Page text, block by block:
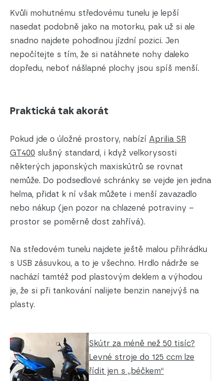
Kvůli mohutnému středovému tunelu je lepší
nasedat podobně jako na motorku, pak už si ale
snadno najdete pohodlnou jízdní pozici. Jen
nepočítejte s tím, že si natáhnete nohy daleko
dopředu, neboť nášlapné plochy jsou spíš menší.
Praktická tak akorát
Pokud jde o úložné prostory, nabízí Aprilia SR
GT400 slušný standard, i když velkorysosti
některých japonských maxiskútrů se rovnat
nemůže. Do podsedlové schránky se vejde jen jedna
helma, přidat k ní však můžete i menší zavazadlo
nebo nákup (jen pozor na chlazené potraviny –
prostor se poměrně dost zahřívá).
Na středovém tunelu najdete ještě malou přihrádku
s USB zásuvkou, a to je všechno. Hrdlo nádrže se
nachází tamtéž pod plastovým deklem a výhodou
je, že si při tankování nalijete benzin nanejvýš na
plasty.
Skútr za méně než 50 tisíc?
Levné stroje do 125 ccm lze
řídit jen s „béčkem“